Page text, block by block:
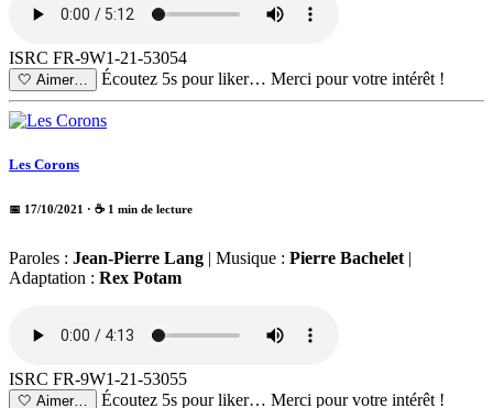
ISRC FR-9W1-21-53054
🤍 Aimer… Écoutez 5s pour liker… Merci pour votre intérêt !
Les Corons
📅 17/10/2021 · ☕ 1 min de lecture
Paroles : Jean-Pierre Lang | Musique : Pierre Bachelet |
Adaptation : Rex Potam
ISRC FR-9W1-21-53055
🤍 Aimer… Écoutez 5s pour liker… Merci pour votre intérêt !